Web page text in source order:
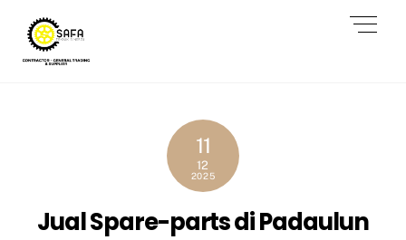
content
11
12
2025
Jual Spare-parts di Padaulun